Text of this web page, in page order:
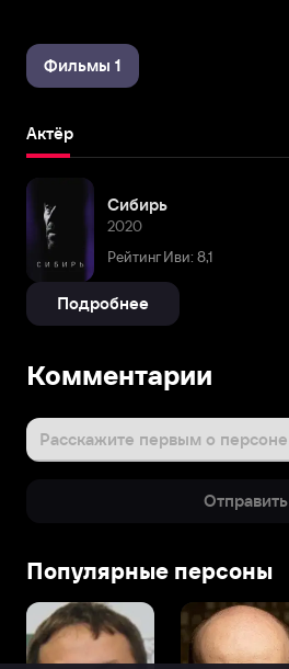
Фильмы 1
Актёр
Сибирь
2020
Рейтинг Иви: 8,1
Подробнее
Комментарии
Расскажите первым о персоне
Отправить
Популярные персоны